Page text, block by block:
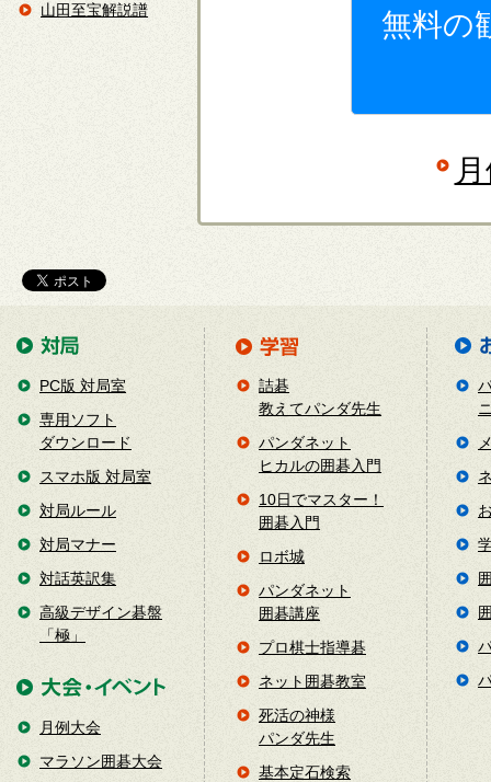
無料の
山田至宝解説譜
PC版 対局室
専用ソフト
ダウンロード
スマホ版 対局室
対局ルール
対局マナー
対話英訳集
高級デザイン碁盤
「極」
月例大会
マラソン囲碁大会
詰碁
教えてパンダ先生
パンダネット
ヒカルの囲碁入門
10日でマスター！
囲碁入門
ロボ城
パンダネット
囲碁講座
プロ棋士指導碁
ネット囲碁教室
死活の神様
パンダ先生
基本定石検索